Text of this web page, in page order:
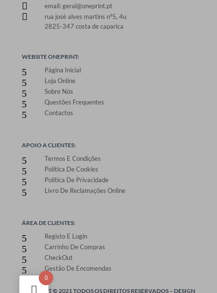
 email: geral@oneprint.pt

rua josé alves martins nº5, 4u
2825-347 costa de caparica
WEBSITE ONEPRINT:
5 Página Inicial
5 Loja Online
5 Sobre Nós
5 Questões Frequentes
5 Contactos
APOIO A CLIENTES:
5 Termos E Condições
5 Política De Cookies
5 Política De Privacidade
5 Livro De Reclamações Online
ÁREA DE CLIENTES:
5 Registo E Login
5 Carrinho De Compras
5 CheckOut
5 Gestão De Encomendas
ONEPRINT © 2021 TODOS OS DIREITOS RESERVADOS – DESIGN
0